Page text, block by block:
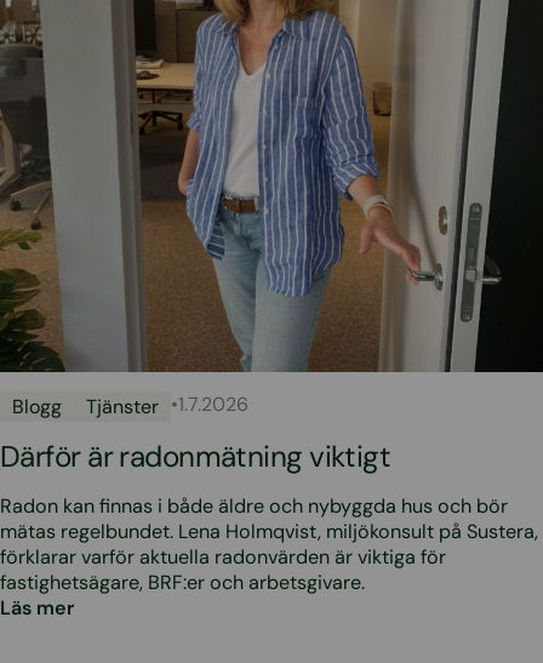
Blogg Tjänster •1.7.2026
Därför är radonmätning viktigt
Radon kan finnas i både äldre och nybyggda hus och bör
mätas regelbundet. Lena Holmqvist, miljökonsult på Sustera,
förklarar varför aktuella radonvärden är viktiga för
fastighetsägare, BRF:er och arbetsgivare.
Läs mer